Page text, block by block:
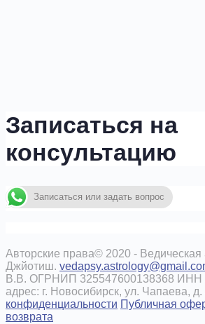
Записаться на
консультацию
Записаться или задать вопрос
Авторские права© 2020 - Ведическая
Джйотиш.
В.В. ОГРНИП 325547600138368 ИНН
адрес: г. Новосибирск, ул. Чапаева, д.
конфиденциальности Публичная
возврата